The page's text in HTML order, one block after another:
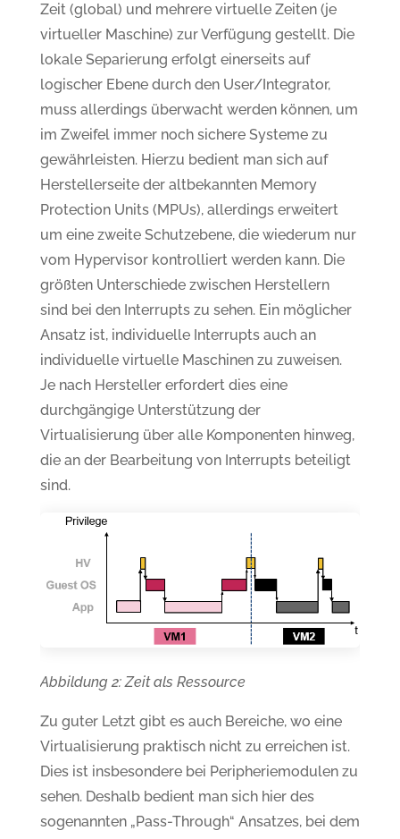
Zeit (global) und mehrere virtuelle Zeiten (je
virtueller Maschine) zur Verfügung gestellt. Die
lokale Separierung erfolgt einerseits auf
logischer Ebene durch den User/Integrator,
muss allerdings überwacht werden können, um
im Zweifel immer noch sichere Systeme zu
gewährleisten. Hierzu bedient man sich auf
Herstellerseite der altbekannten Memory
Protection Units (MPUs), allerdings erweitert
um eine zweite Schutzebene, die wiederum nur
vom Hypervisor kontrolliert werden kann. Die
größten Unterschiede zwischen Herstellern
sind bei den Interrupts zu sehen. Ein möglicher
Ansatz ist, individuelle Interrupts auch an
individuelle virtuelle Maschinen zu zuweisen.
Je nach Hersteller erfordert dies eine
durchgängige Unterstützung der
Virtualisierung über alle Komponenten hinweg,
die an der Bearbeitung von Interrupts beteiligt
sind.
Abbildung 2: Zeit als Ressource
Zu guter Letzt gibt es auch Bereiche, wo eine
Virtualisierung praktisch nicht zu erreichen ist.
Dies ist insbesondere bei Peripheriemodulen zu
sehen. Deshalb bedient man sich hier des
sogenannten „Pass-Through“ Ansatzes, bei dem